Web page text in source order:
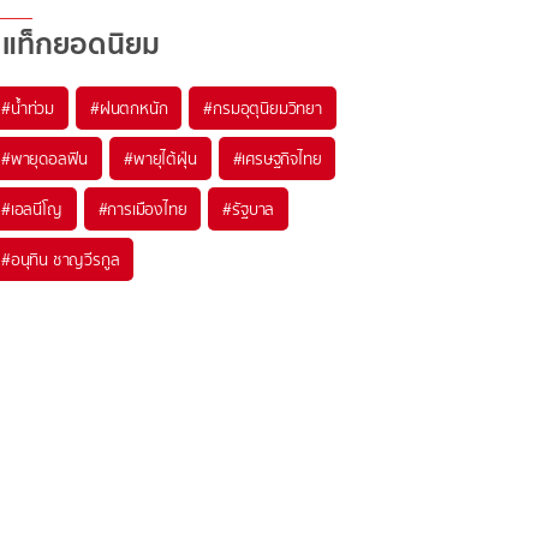
แท็กยอดนิยม
#น้ำท่วม #ฝนตกหนัก #กรมอุตุนิยมวิทยา
#พายุดอลฟิน #พายุไต้ฝุ่น #เศรษฐกิจไทย
#เอลนีโญ #การเมืองไทย #รัฐบาล
#อนุทิน ชาญวีรกูล